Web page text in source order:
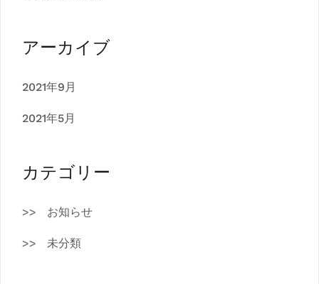
アーカイブ
2021年9月
2021年5月
カテゴリー
お知らせ
未分類